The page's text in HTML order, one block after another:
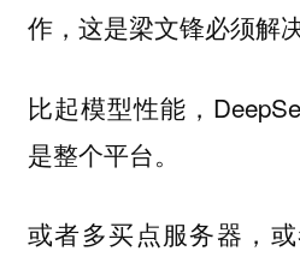
作，这是梁文锋必须解
比起模型性能，
是整个平台。
或者多买点服务器，